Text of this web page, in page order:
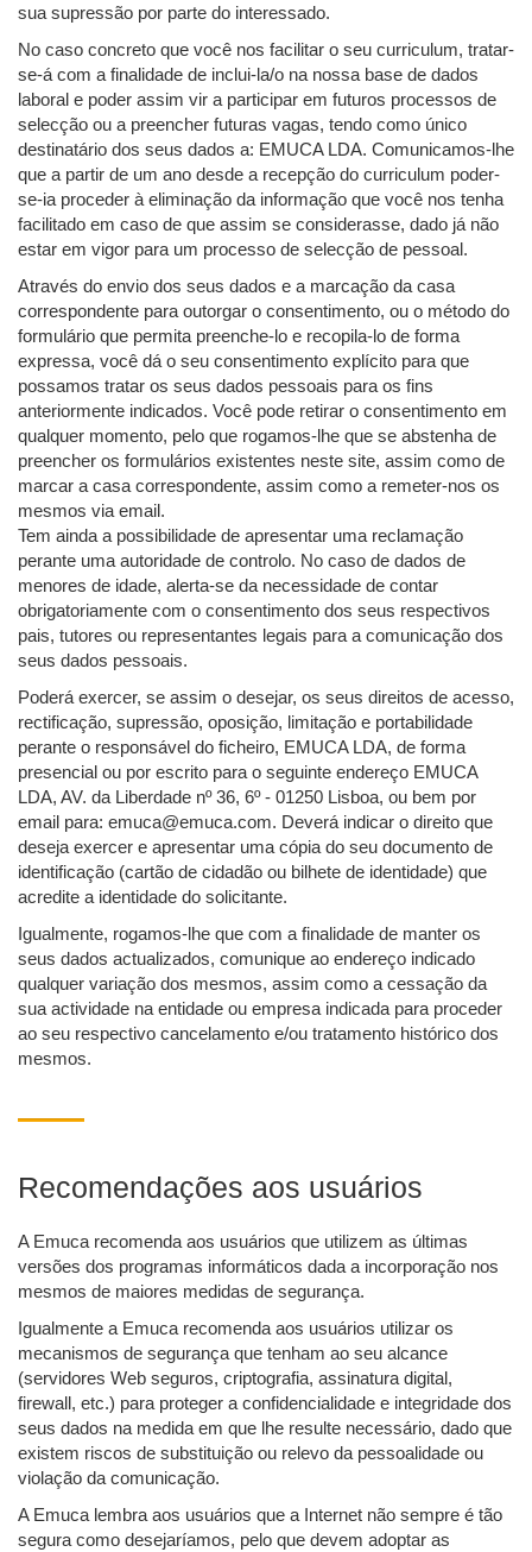
sua supressão por parte do interessado.
No caso concreto que você nos facilitar o seu curriculum, tratar-
se-á com a finalidade de inclui-la/o na nossa base de dados
laboral e poder assim vir a participar em futuros processos de
selecção ou a preencher futuras vagas, tendo como único
destinatário dos seus dados a: EMUCA LDA. Comunicamos-lhe
que a partir de um ano desde a recepção do curriculum poder-
se-ia proceder à eliminação da informação que você nos tenha
facilitado em caso de que assim se considerasse, dado já não
estar em vigor para um processo de selecção de pessoal.
Através do envio dos seus dados e a marcação da casa
correspondente para outorgar o consentimento, ou o método do
formulário que permita preenche-lo e recopila-lo de forma
expressa, você dá o seu consentimento explícito para que
possamos tratar os seus dados pessoais para os fins
anteriormente indicados. Você pode retirar o consentimento em
qualquer momento, pelo que rogamos-lhe que se abstenha de
preencher os formulários existentes neste site, assim como de
marcar a casa correspondente, assim como a remeter-nos os
mesmos via email.
Tem ainda a possibilidade de apresentar uma reclamação
perante uma autoridade de controlo. No caso de dados de
menores de idade, alerta-se da necessidade de contar
obrigatoriamente com o consentimento dos seus respectivos
pais, tutores ou representantes legais para a comunicação dos
seus dados pessoais.
Poderá exercer, se assim o desejar, os seus direitos de acesso,
rectificação, supressão, oposição, limitação e portabilidade
perante o responsável do ficheiro, EMUCA LDA, de forma
presencial ou por escrito para o seguinte endereço EMUCA
LDA, AV. da Liberdade nº 36, 6º - 01250 Lisboa, ou bem por
email para: emuca@emuca.com. Deverá indicar o direito que
deseja exercer e apresentar uma cópia do seu documento de
identificação (cartão de cidadão ou bilhete de identidade) que
acredite a identidade do solicitante.
Igualmente, rogamos-lhe que com a finalidade de manter os
seus dados actualizados, comunique ao endereço indicado
qualquer variação dos mesmos, assim como a cessação da
sua actividade na entidade ou empresa indicada para proceder
ao seu respectivo cancelamento e/ou tratamento histórico dos
mesmos.
Recomendações aos usuários
A Emuca recomenda aos usuários que utilizem as últimas
versões dos programas informáticos dada a incorporação nos
mesmos de maiores medidas de segurança.
Igualmente a Emuca recomenda aos usuários utilizar os
mecanismos de segurança que tenham ao seu alcance
(servidores Web seguros, criptografia, assinatura digital,
firewall, etc.) para proteger a confidencialidade e integridade dos
seus dados na medida em que lhe resulte necessário, dado que
existem riscos de substituição ou relevo da pessoalidade ou
violação da comunicação.
A Emuca lembra aos usuários que a Internet não sempre é tão
segura como desejaríamos, pelo que devem adoptar as